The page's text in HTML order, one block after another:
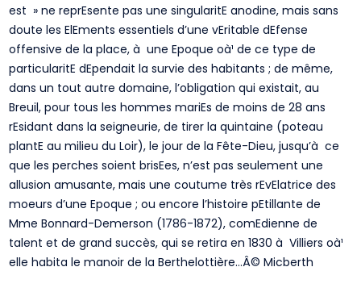
est » ne reprEsente pas une singularitE anodine, mais sans
doute les ElEments essentiels d’une vEritable dEfense
offensive de la place, à une Epoque oà¹ de ce type de
particularitE dEpendait la survie des habitants ; de même,
dans un tout autre domaine, l’obligation qui existait, au
Breuil, pour tous les hommes mariEs de moins de 28 ans
rEsidant dans la seigneurie, de tirer la quintaine (poteau
plantE au milieu du Loir), le jour de la Fête-Dieu, jusqu’à ce
que les perches soient brisEes, n’est pas seulement une
allusion amusante, mais une coutume très rEvElatrice des
moeurs d’une Epoque ; ou encore l’histoire pEtillante de
Mme Bonnard-Demerson (1786-1872), comEdienne de
talent et de grand succès, qui se retira en 1830 à Villiers oà¹
elle habita le manoir de la Berthelottière…Â© Micberth